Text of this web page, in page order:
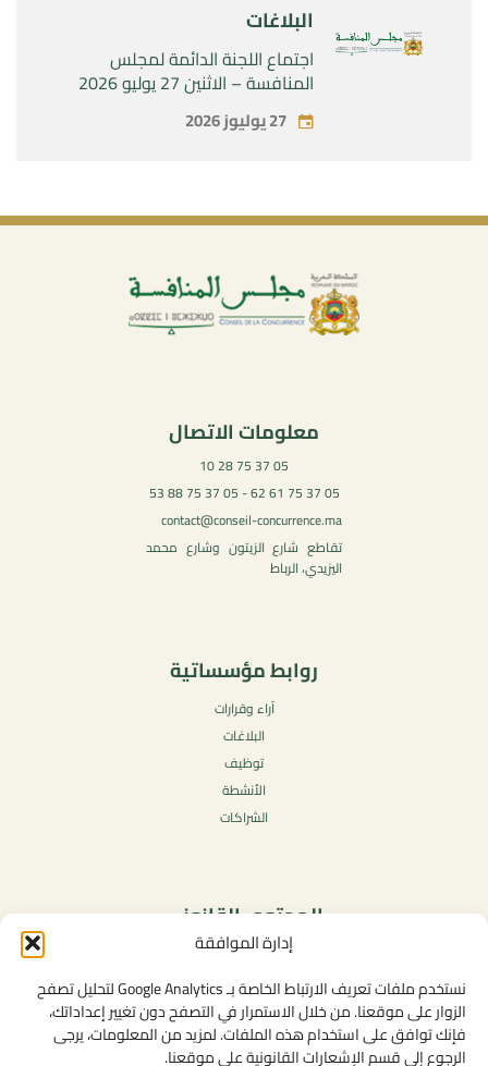
إدارة الموافقة
نستخدم ملفات تعريف الارتباط الخاصة بـ Google Analytics لتحليل تصفح
الزوار على موقعنا. من خلال الاستمرار في التصفح دون تغيير إعداداتك،
فإنك توافق على استخدام هذه الملفات. لمزيد من المعلومات، يرجى
الرجوع إلى قسم الإشعارات القانونية على موقعنا.
البلاغات
اجتماع اللجنة الدائمة لمجلس
المنافسة – الاثنين 27 يوليو 2026
27 يوليوز 2026
معلومات الاتصال
05 37 75 28 10
05 37 75 61 62 - 05 37 75 88 53
contact@conseil-concurrence.ma
تقاطع شارع الزيتون وشارع محمد
اليزيدي، الرباط
روابط مؤسساتية
آراء وقرارات
البلاغات
توظيف
الأنشطة
الشراكات
المحتوى القانوني
سياسة الخصوصية
شروط الاستخدام العامة
الإشعارات القانونية
سياسة ملفات تعريف الارتباط (الكوكيز)